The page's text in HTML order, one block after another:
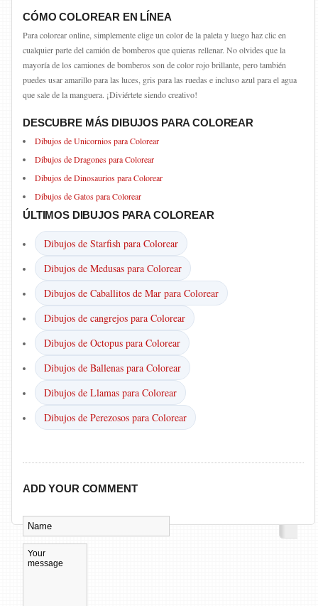
CÓMO COLOREAR EN LÍNEA
Para colorear online, simplemente elige un color de la paleta y luego haz clic en
cualquier parte del camión de bomberos que quieras rellenar. No olvides que la
mayoría de los camiones de bomberos son de color rojo brillante, pero también
puedes usar amarillo para las luces, gris para las ruedas e incluso azul para el agua
que sale de la manguera. ¡Diviértete siendo creativo!
DESCUBRE MÁS DIBUJOS PARA COLOREAR
Dibujos de Unicornios para Colorear
Dibujos de Dragones para Colorear
Dibujos de Dinosaurios para Colorear
Dibujos de Gatos para Colorear
ÚLTIMOS DIBUJOS PARA COLOREAR
Dibujos de Starfish para Colorear
Dibujos de Medusas para Colorear
Dibujos de Caballitos de Mar para Colorear
Dibujos de cangrejos para Colorear
Dibujos de Octopus para Colorear
Dibujos de Ballenas para Colorear
Dibujos de Llamas para Colorear
Dibujos de Perezosos para Colorear
ADD YOUR COMMENT